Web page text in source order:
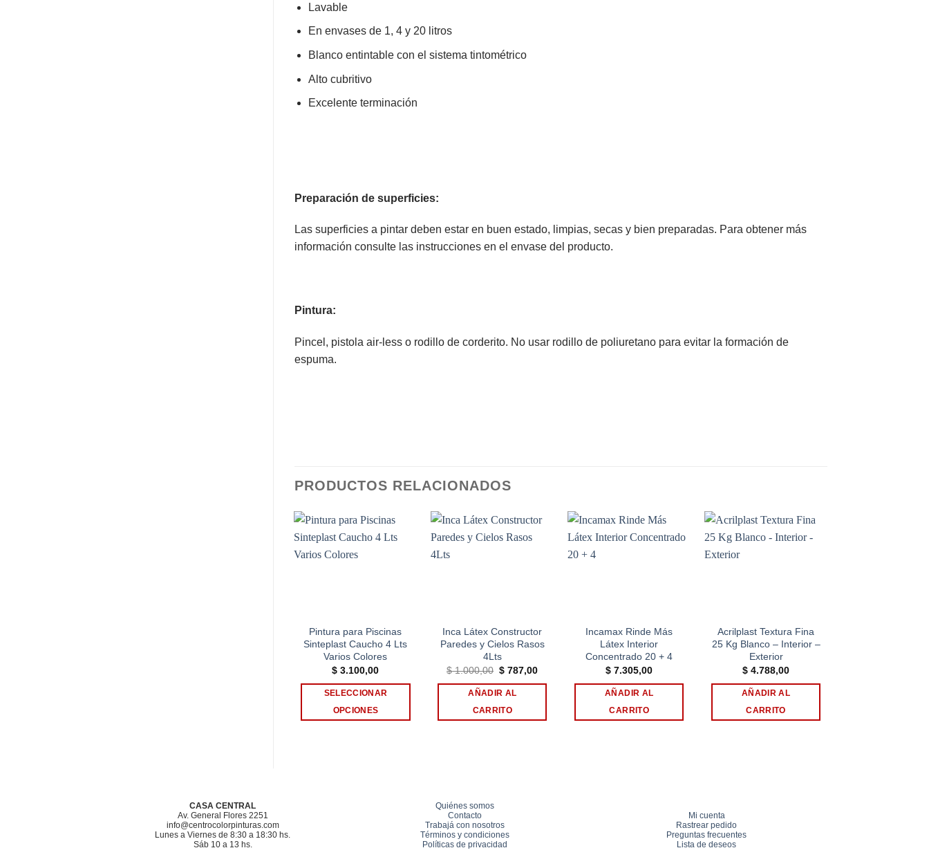
Lavable
En envases de 1, 4 y 20 litros
Blanco entintable con el sistema tintométrico
Alto cubritivo
Excelente terminación
Preparación de superficies:
Las superficies a pintar deben estar en buen estado, limpias, secas y bien preparadas. Para obtener más
información consulte las instrucciones en el envase del producto.
Pintura:
Pincel, pistola air-less o rodillo de corderito. No usar rodillo de poliuretano para evitar la formación de
espuma.
PRODUCTOS RELACIONADOS
Pintura para Piscinas
Sinteplast Caucho 4 Lts
Varios Colores
$ 3.100,00
SELECCIONAR
OPCIONES
Inca Látex Constructor
Paredes y Cielos Rasos
4Lts
$1.000,00 El
original
era:
$ 1.000,00.
$ 787,00El
AÑADIR AL
CARRITO
Incamax Rinde Más
Látex Interior
Concentrado 20 + 4
$ 7.305,00
AÑADIR AL
CARRITO
Acrilplast Textura Fina
25 Kg Blanco – Interior –
Exterior
$ 4.788,00
AÑADIR AL
CARRITO
CASA CENTRAL
Av. General Flores 2251
info@centrocolorpinturas.com
Lunes a Viernes de 8:30 a 18:30 hs.
Sáb 10 a 13 hs.
Quiénes somos
Contacto
Trabajá con nosotros
Términos y condiciones
Políticas de privacidad
Mi cuenta
Rastrear pedido
Preguntas frecuentes
Lista de deseos